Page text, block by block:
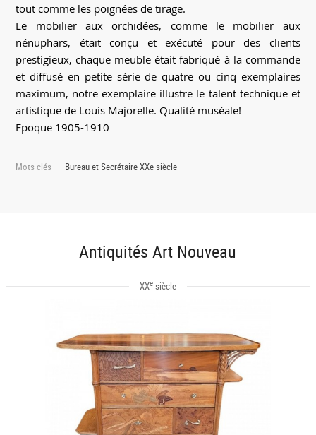
tout comme les poignées de tirage.
Le mobilier aux orchidées, comme le mobilier aux
nénuphars, était conçu et exécuté pour des clients
prestigieux, chaque meuble était fabriqué à la commande
et diffusé en petite série de quatre ou cinq exemplaires
maximum, notre exemplaire illustre le talent technique et
artistique de Louis Majorelle. Qualité muséale!
Epoque 1905-1910
Mots clés Bureau et Secrétaire XXe siècle
Antiquités Art Nouveau
XXesiècle